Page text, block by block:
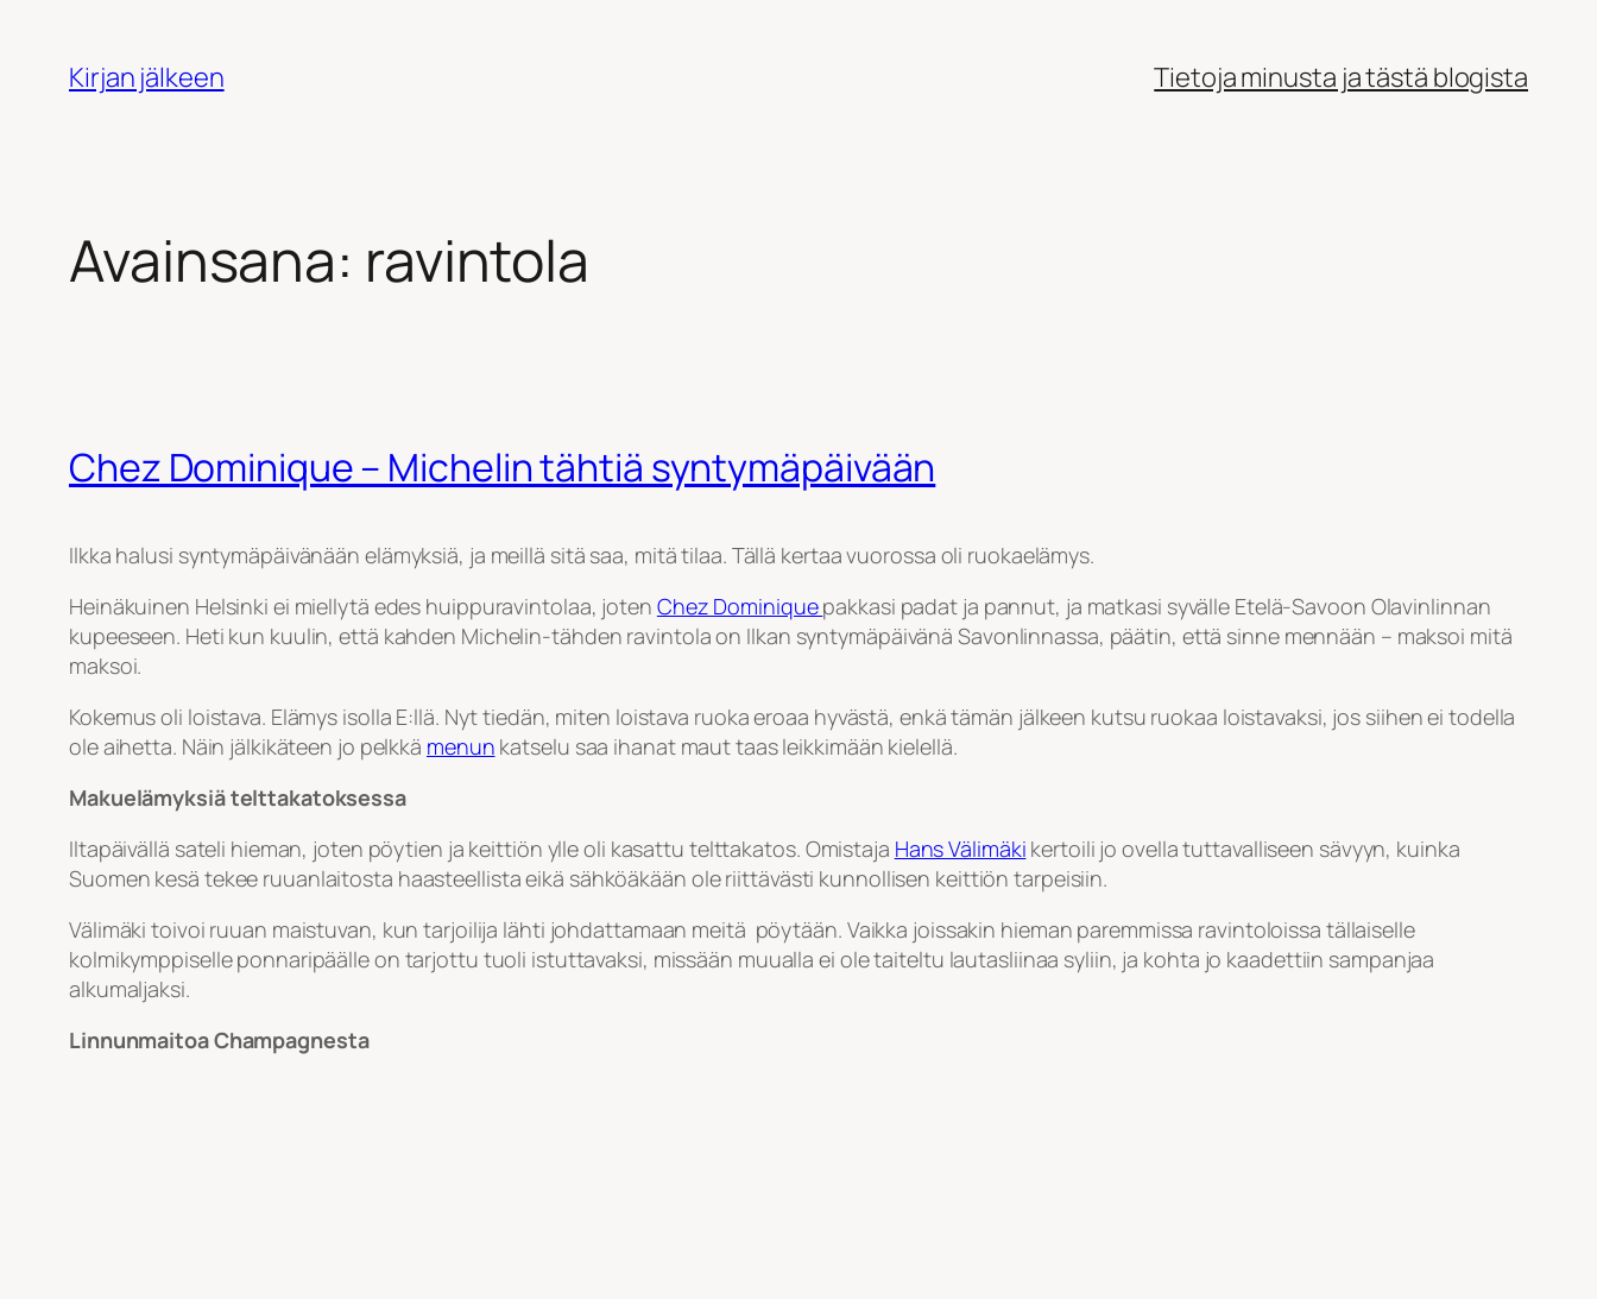
sisältöönKirjan jälkeen Tietoja minusta ja tästä blogista
Avainsana: ravintola
Chez Dominique – Michelin tähtiä syntymäpäivään
Ilkka halusi syntymäpäivänään elämyksiä, ja meillä sitä saa, mitä tilaa. Tällä kertaa vuorossa oli ruokaelämys.
Heinäkuinen Helsinki ei miellytä edes huippuravintolaa, joten Chez Dominiquepakkasi padat ja pannut, ja matkasi syvälle Etelä-Savoon Olavinlinnan
kupeeseen. Heti kun kuulin, että kahden Michelin-tähden ravintola on Ilkan syntymäpäivänä Savonlinnassa, päätin, että sinne mennään – maksoi mitä
maksoi.
Kokemus oli loistava. Elämys isolla E:llä. Nyt tiedän, miten loistava ruoka eroaa hyvästä, enkä tämän jälkeen kutsu ruokaa loistavaksi, jos siihen ei todella
ole aihetta. Näin jälkikäteen jo pelkkä menun katselu saa ihanat maut taas leikkimään kielellä.
Makuelämyksiä telttakatoksessa
Iltapäivällä sateli hieman, joten pöytien ja keittiön ylle oli kasattu telttakatos. Omistaja Hans Välimäki kertoili jo ovella tuttavalliseen sävyyn, kuinka
Suomen kesä tekee ruuanlaitosta haasteellista eikä sähköäkään ole riittävästi kunnollisen keittiön tarpeisiin.
Välimäki toivoi ruuan maistuvan, kun tarjoilija lähti johdattamaan meitä pöytään. Vaikka joissakin hieman paremmissa ravintoloissa tällaiselle
kolmikymppiselle ponnaripäälle on tarjottu tuoli istuttavaksi, missään muualla ei ole taiteltu lautasliinaa syliin, ja kohta jo kaadettiin sampanjaa
alkumaljaksi.
Linnunmaitoa Champagnesta